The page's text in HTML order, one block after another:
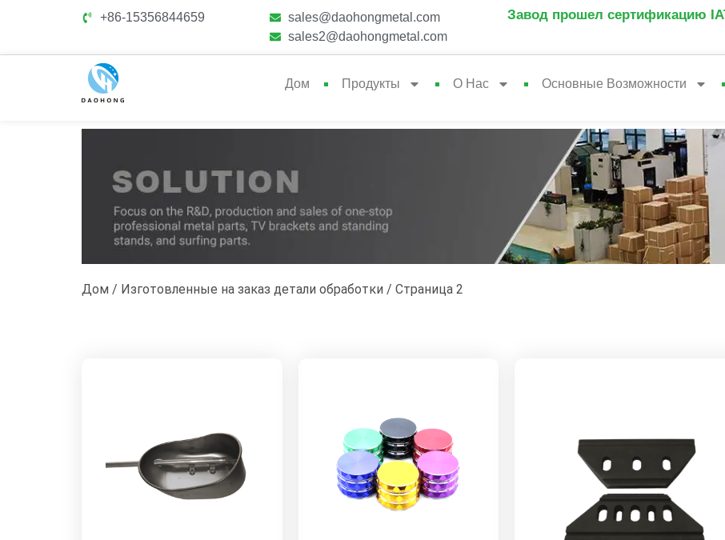
+86-15356844659
sales@daohongmetal.com
sales2@daohongmetal.com
Завод прошел сертификацию
Дом Продукты О Нас Основные Возможности
Дом / Изготовленные на заказ детали обработки / Страница 2